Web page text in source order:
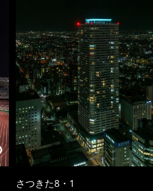
さつきた8・1